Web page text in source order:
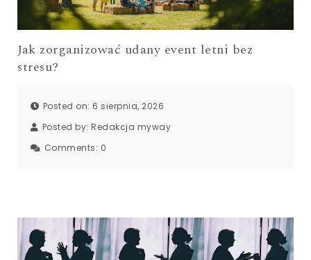
Jak zorganizować udany event letni bez
stresu?
Posted on: 6 sierpnia, 2026
Posted by: Redakcja myway
Comments: 0